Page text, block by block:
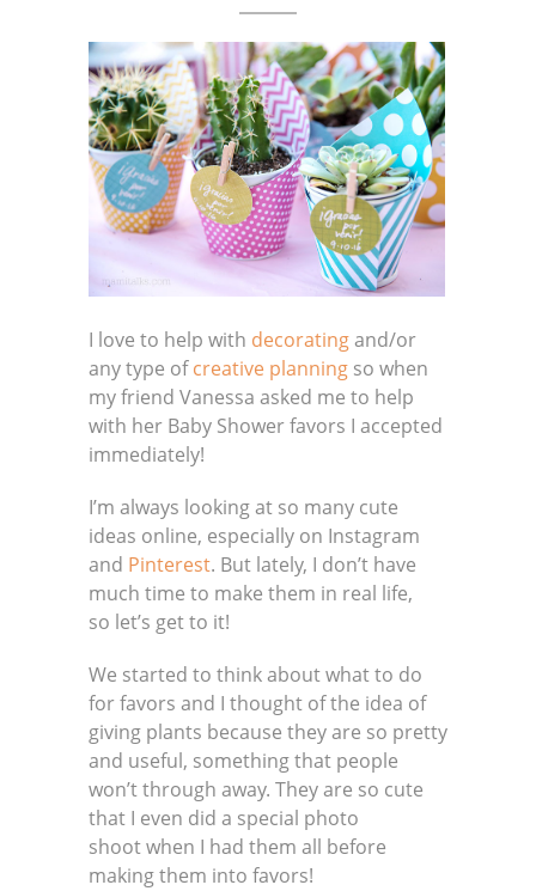
I love to help with decoratingand/or
any type ofcreative planning so when
my friend Vanessa asked me to help
with her Baby Shower favors I accepted
immediately!
I’m always looking at so many cute
ideas online, especially on Instagram
and Pinterest. But lately, I don’t have
much time to make them in real life,
so let’s get to it!
We started to think about what to do
for favors and I thought of the idea of
giving plants because they are so pretty
and useful, something that people
won’t through away. They are so cute
that I even did a special photo
shoot when I had them all before
making them into favors!